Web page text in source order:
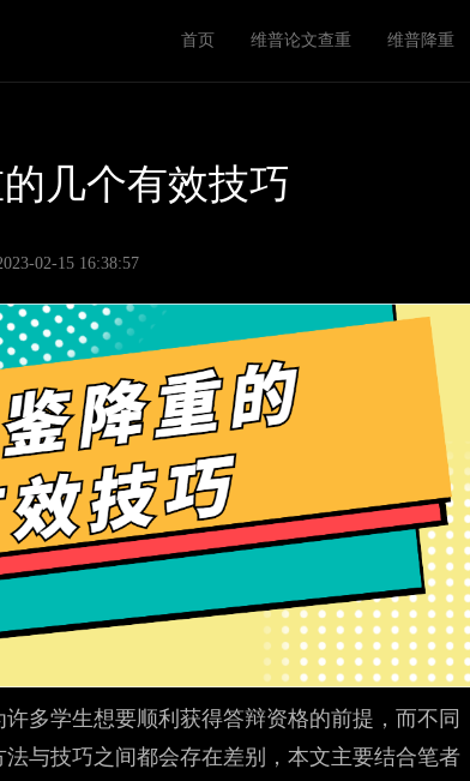
n
a
i
a
t
o
n
首页 维普论文查重 维普降重
几个有效技巧
02-15 16:38:57
多学生想要顺利获得答辩资格的前提，而不同
与技巧之间都会存在差别，本文主要结合笔者